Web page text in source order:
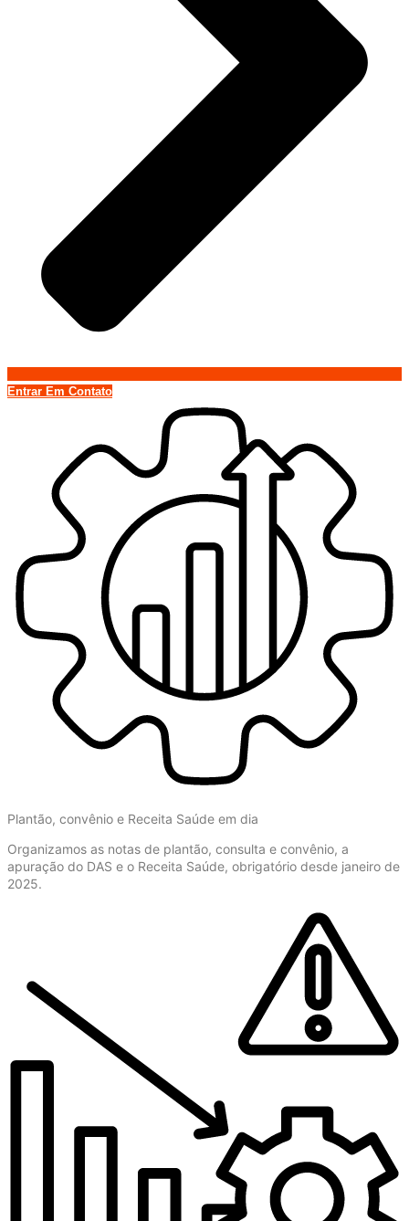
Entrar Em Contato
Plantão, convênio e Receita Saúde em dia
Organizamos as notas de plantão, consulta e convênio, a
apuração do DAS e o Receita Saúde, obrigatório desde janeiro de
2025.